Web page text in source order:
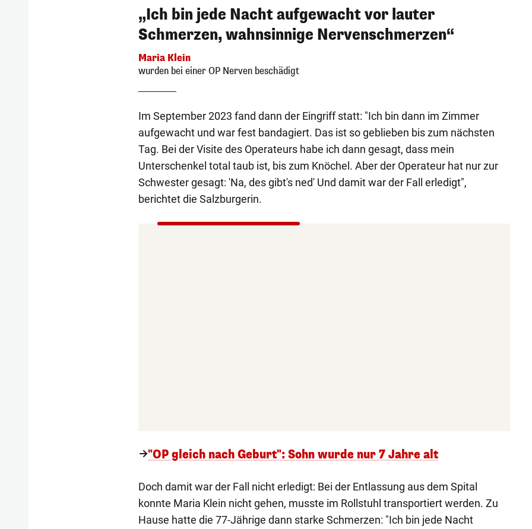
„Ich bin jede Nacht aufgewacht vor lauter
Schmerzen, wahnsinnige Nervenschmerzen“
Maria Klein
wurden bei einer OP Nerven beschädigt
Im September 2023 fand dann der Eingriff statt: "Ich bin dann im Zimmer
aufgewacht und war fest bandagiert. Das ist so geblieben bis zum nächsten
Tag. Bei der Visite des Operateurs habe ich dann gesagt, dass mein
Unterschenkel total taub ist, bis zum Knöchel. Aber der Operateur hat nur zur
Schwester gesagt: 'Na, des gibt's ned' Und damit war der Fall erledigt",
berichtet die Salzburgerin.
"OP gleich nach Geburt": Sohn wurde nur 7 Jahre alt
Doch damit war der Fall nicht erledigt: Bei der Entlassung aus dem Spital
konnte Maria Klein nicht gehen, musste im Rollstuhl transportiert werden. Zu
Hause hatte die 77-Jährige dann starke Schmerzen: "Ich bin jede Nacht